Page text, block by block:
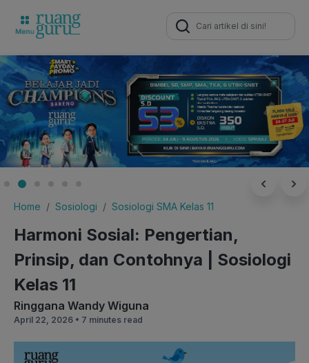
Search
for:
Home Sosiologi Sosiologi SMA Kelas 11
Harmoni Sosial: Pengertian,
Prinsip, dan Contohnya | Sosiologi
Kelas 11
Ringgana Wandy Wiguna
April 22, 2026 • 7 minutes read